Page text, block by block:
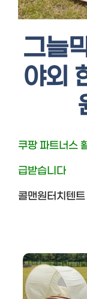
그늘
야외
쿠팡 파트너스
급받습니다
콜맨원터치텐트